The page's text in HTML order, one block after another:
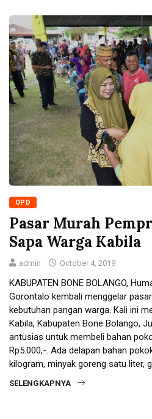
OPD
Pasar Murah
Sapa Warga Kabila
admin October 4, 2019
KABUPATEN BONE BOLANGO,
Gorontalo kembali menggelar
kebutuhan pangan warga. Kali ini
Kabila, Kabupaten Bone Bolango,
antusias untuk membeli bahan
Rp5.000,-. Ada delapan bahan
kilogram, minyak goreng satu liter,
SELENGKAPNYA